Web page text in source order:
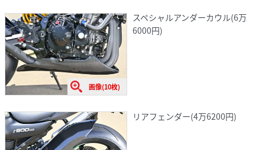
画像(10枚)
スペシャルアンダーカウル(6万
6000円)
リアフェンダー(4万6200円)